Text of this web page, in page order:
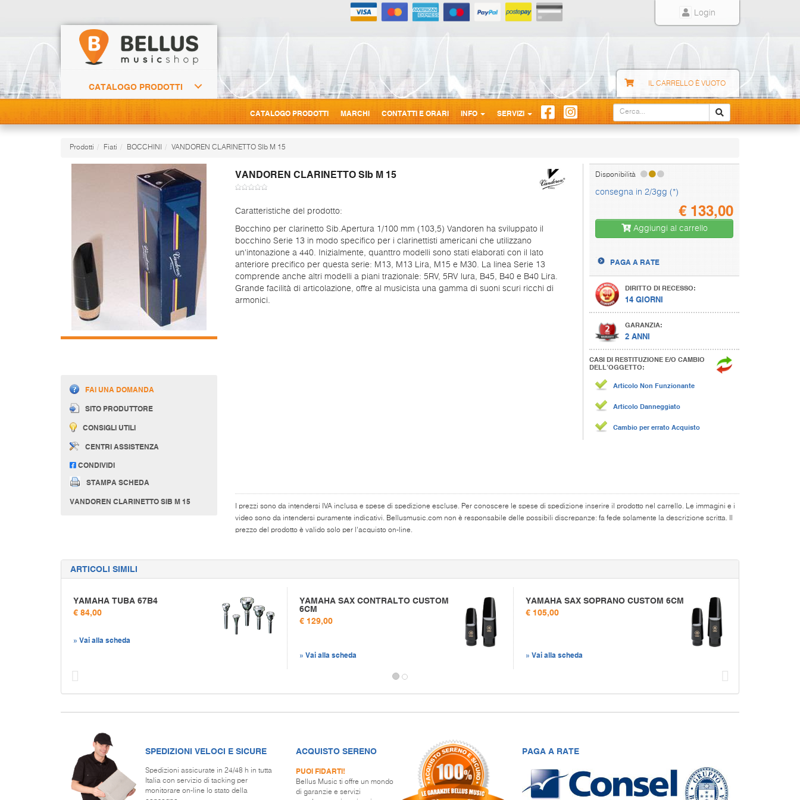
Login
CATALOGO PRODOTTI IL CARRELLO È VUOTO
CATALOGO PRODOTTI MARCHI CONTATTI E ORARI INFO SERVIZI
Prodotti Fiati BOCCHINI VANDOREN CLARINETTO SIb M 15
VANDOREN CLARINETTO SIb M 15
FAI UNA DOMANDA
SITO PRODUTTORE
CONSIGLI UTILI
CENTRI ASSISTENZA
CONDIVIDI
STAMPA SCHEDA
VANDOREN CLARINETTO SIB M 15
Caratteristiche del prodotto:
Bocchino per clarinetto Sib.Apertura 1/100 mm (103,5) Vandoren ha sviluppato il
bocchino Serie 13 in modo specifico per i clarinettisti americani che utilizzano
un'intonazione a 440. Inizialmente, quanttro modelli sono stati elaborati con il lato
anteriore precifico per questa serie: M13, M13 Lira, M15 e M30. La linea Serie 13
comprende anche altri modelli a piani trazionale: 5RV, 5RV lura, B45, B40 e B40 Lira.
Grande facilità di articolazione, offre al musicista una gamma di suoni scuri ricchi di
armonici.
Disponibilità
consegna in 2/3gg (*)
€133,00
Aggiungi al carrello
PAGA A RATE
DIRITTO DI RECESSO:
14 GIORNI
GARANZIA:
2 ANNI
CASI DI RESTITUZIONE E/O CAMBIO
DELL’OGGETTO:
Articolo Non Funzionante
Articolo Danneggiato
Cambio per errato Acquisto
I prezzi sono da intendersi IVA inclusa e spese di spedizione escluse. Per conoscere le spese di spedizione inserire il prodotto nel carrello. Le immagini e i
video sono da intendersi puramente indicativi. Bellusmusic.com non è responsabile delle possibili discrepanze: fa fede solamente la descrizione scritta. Il
prezzo del prodotto è valido solo per l'acquisto on-line.
ARTICOLI SIMILI
YAMAHA TUBA 67B4
€ 84,00
» Vai alla scheda
YAMAHA SAX CONTRALTO CUSTOM
6CM
€ 129,00
» Vai alla scheda
YAMAHA SAX SOPRANO CUSTOM 6CM
€ 105,00
» Vai alla scheda
SPEDIZIONI VELOCI E SICURE
Spedizioni assicurate in 24/48 h in tutta
Italia con servizio di tacking per
monitorare on-line lo stato della
ACQUISTO SERENO
PUOI FIDARTI!
Bellus Music ti offre un mondo
di garanzie e servizi
PAGA A RATE